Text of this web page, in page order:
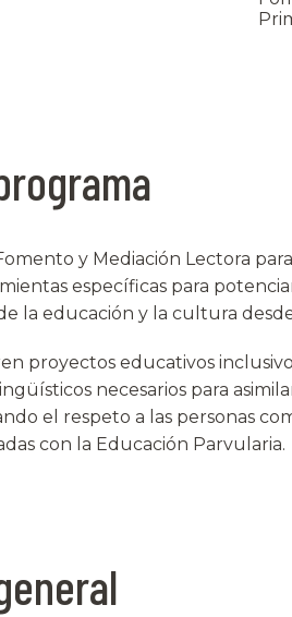
y Mediación Lectora
específicas para
la educación y la cultura
proyectos educativos
necesarios para
el respeto a las personas
con la Educación Parvularia.